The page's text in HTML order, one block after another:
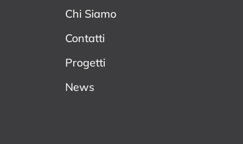
Chi Siamo
Contatti
Progetti
News